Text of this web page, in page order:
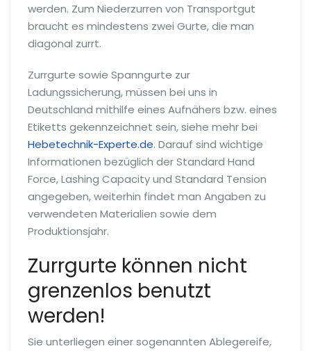
werden. Zum Niederzurren von Transportgut
braucht es mindestens zwei Gurte, die man
diagonal zurrt.
Zurrgurte sowie Spanngurte zur
Ladungssicherung, müssen bei uns in
Deutschland mithilfe eines Aufnähers bzw. eines
Etiketts gekennzeichnet sein, siehe mehr bei
Hebetechnik-Experte.de. Darauf sind wichtige
Informationen bezüglich der Standard Hand
Force, Lashing Capacity und Standard Tension
angegeben, weiterhin findet man Angaben zu
verwendeten Materialien sowie dem
Produktionsjahr.
Zurrgurte können nicht
grenzenlos benutzt
werden!
Sie unterliegen einer sogenannten Ablegereife,